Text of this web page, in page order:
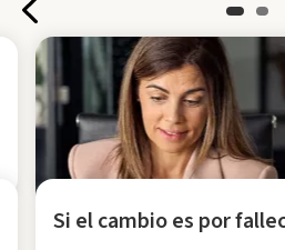
Si el cambio es por